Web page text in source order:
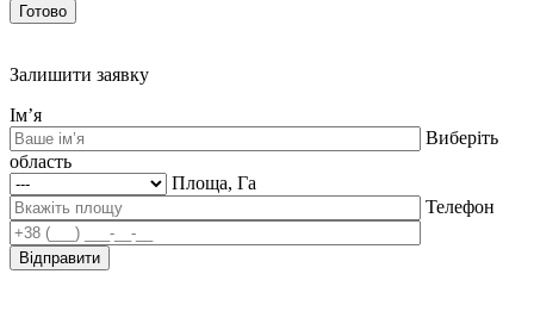
Готово
Залишити заявку
Ім’я
Виберіть
область
Площа, Га
Телефон